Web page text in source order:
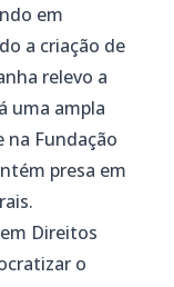
em
a criação de
relevo a
uma ampla
Fundação
presa em
Direitos
o